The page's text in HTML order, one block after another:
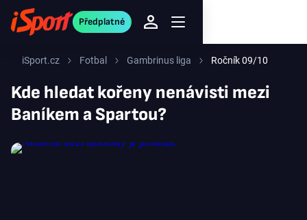
Předplatné
iSport.cz Fotbal Gambrinus liga Ročník 09/10
Kde hledat kořeny nenávisti mezi
Baníkem a Spartou?